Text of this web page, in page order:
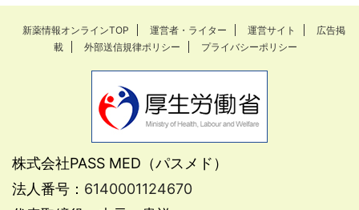
新薬情報オンラインTOP 運営者・ライター 運営サイト
広告掲
載
外部送信規律ポリシー プライバシーポリシー
株式会社PASS MED（パスメド）
法人番号： 6140001124670